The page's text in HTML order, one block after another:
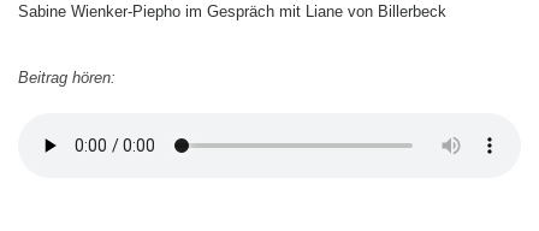
Sabine Wienker-Piepho im Gespräch mit Liane von Billerbeck
Beitrag hören: